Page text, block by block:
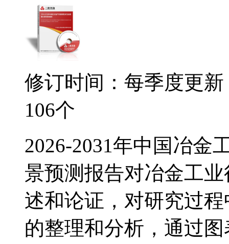
修订时间：每季度更新
106个
2026-2031年中国冶金
景预测报告对冶金工
述和论证，对研究过
的整理和分析，通过